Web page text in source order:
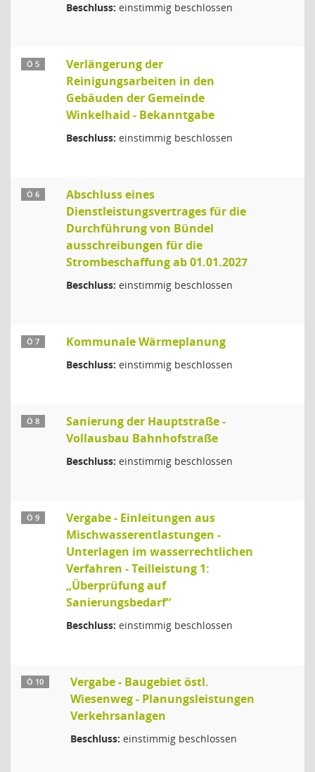
Beschluss: einstimmig beschlossen
Ö 5
Verlängerung der
Reinigungsarbeiten in den
Gebäuden der Gemeinde
Winkelhaid - Bekanntgabe
Beschluss: einstimmig beschlossen
Ö 6
Abschluss eines
Dienstleistungsvertrages für die
Durchführung von Bündel
ausschreibungen für die
Strombeschaffung ab 01.01.2027
Beschluss: einstimmig beschlossen
Ö 7 Kommunale Wärmeplanung
Beschluss: einstimmig beschlossen
Ö 8
Sanierung der Hauptstraße -
Vollausbau Bahnhofstraße
Beschluss: einstimmig beschlossen
Ö 9
Vergabe - Einleitungen aus
Mischwasserentlastungen -
Unterlagen im wasserrechtlichen
Verfahren - Teilleistung 1:
„Überprüfung auf
Sanierungsbedarf“
Beschluss: einstimmig beschlossen
Ö 10
Vergabe - Baugebiet östl.
Wiesenweg - Planungsleistungen
Verkehrsanlagen
Beschluss: einstimmig beschlossen